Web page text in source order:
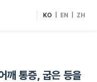
KO EN ZH
깨 통증, 굽은 등을